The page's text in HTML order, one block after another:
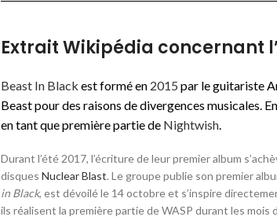
Extrait Wikipédia concernant
Beast In Black est formé en 2015 par le guitariste
Beast pour des raisons de divergences musicales.
en tant que première partie de Nightwish.
Durant l’été 2017, l’écriture de leur premier album
disquesNuclear Blast. Le groupe publie son premier
in Black, est dévoilé le 14 octobreet s’inspire
ils réalisent la première partie de WASP durant les mois